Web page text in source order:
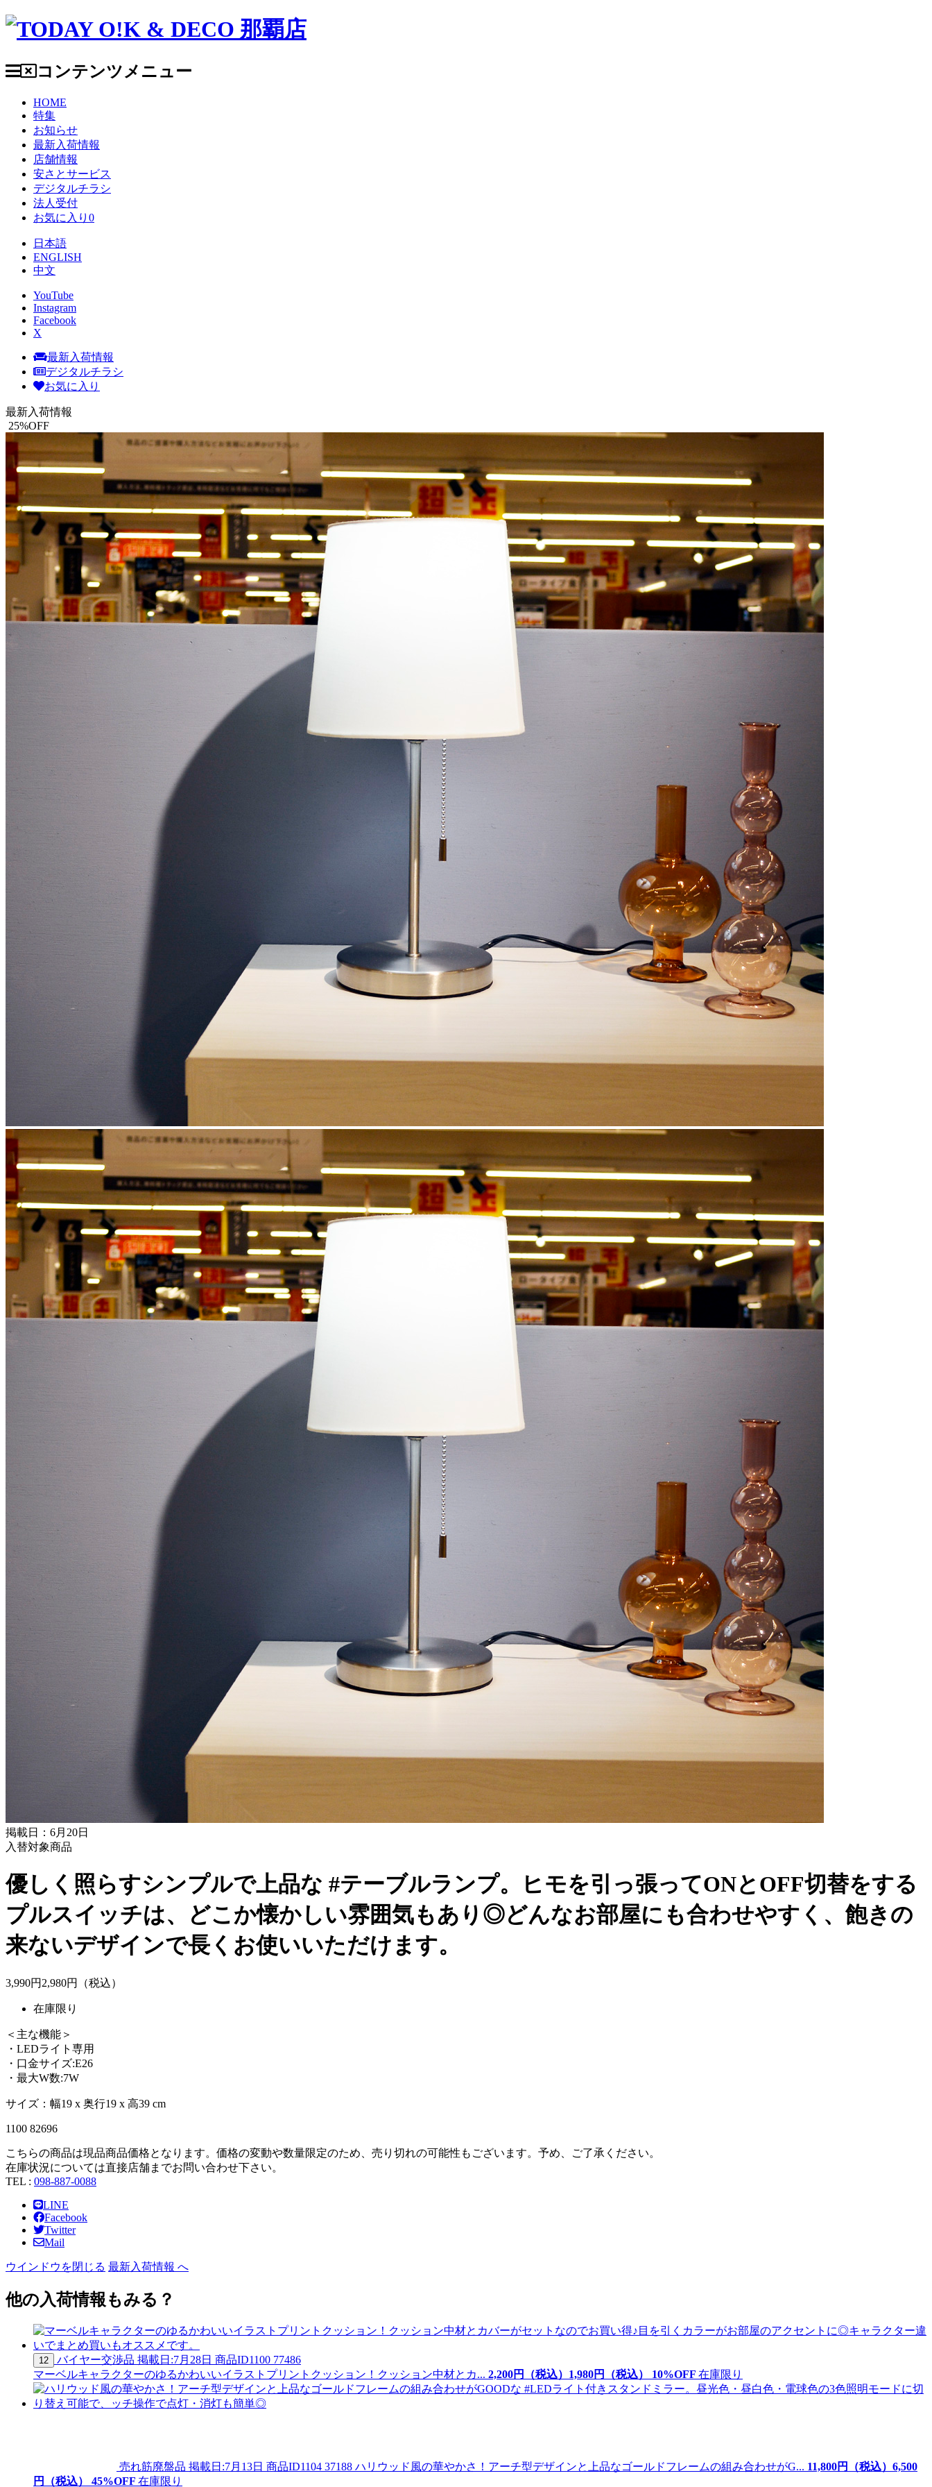
コンテンツメニュー
HOME
特集
お知らせ
最新入荷情報
店舗情報
安さとサービス
デジタルチラシ
法人受付
お気に入り 0
日本語
ENGLISH
中文
YouTube
Instagram
Facebook
X
最新入荷情報
デジタルチラシ
お気に入り
最新入荷情報
25%OFF
掲載日：6月20日
入替対象商品
優しく照らすシンプルで上品な #テーブルランプ。ヒモを引っ張ってONとOFF切替をする
プルスイッチは、どこか懐かしい雰囲気もあり◎どんなお部屋にも合わせやすく、飽きの
来ないデザインで長くお使いいただけます。
3,990円 2,980円（税込）
在庫限り
＜主な機能＞
・LEDライト専用
・口金サイズ:E26
・最大W数:7W
サイズ：幅19 x 奥行19 x 高39 cm
1100 82696
こちらの商品は現品商品価格となります。価格の変動や数量限定のため、売り切れの可能性もございます。予め、ご了承ください。
在庫状況については直接店舗までお問い合わせ下さい。
TEL : 098-887-0088
LINE
Facebook
Twitter
Mail
ウインドウを閉じる 最新入荷情報 へ
他の入荷情報もみる？
12 バイヤー交渉品 掲載日:7月28日 商品ID1100 77486
マーベルキャラクターのゆるかわいいイラストプリントクッション！クッション中材とカ... 2,200円（税込） 1,980円（税込） 10%OFF 在庫限り
売れ筋廃盤品 掲載日:7月13日 商品ID1104 37188 ハリウッド風の華やかさ！アーチ型デザインと上品なゴールドフレームの組み合わせがG... 11,800円（税込） 6,500
円（税込）
45%OFF 在庫限り